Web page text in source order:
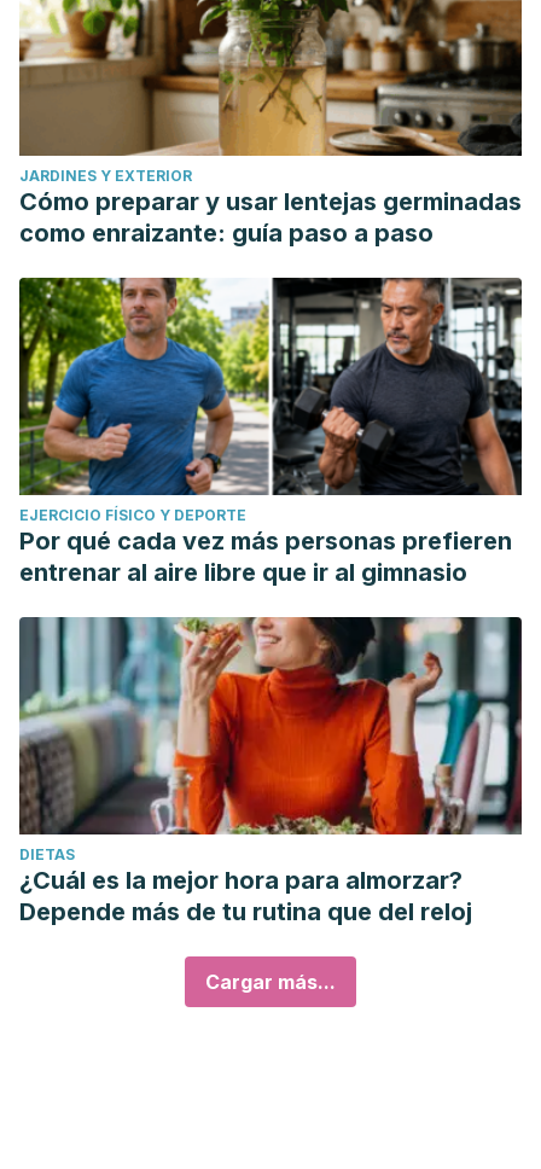
JARDINES Y EXTERIOR
Cómo preparar y usar lentejas germinadas
como enraizante: guía paso a paso
EJERCICIO FÍSICO Y DEPORTE
Por qué cada vez más personas prefieren
entrenar al aire libre que ir al gimnasio
DIETAS
¿Cuál es la mejor hora para almorzar?
Depende más de tu rutina que del reloj
Cargar más...